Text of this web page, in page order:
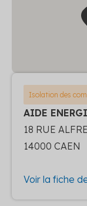
Isolation des
AIDE
18 RUE
14000 CAEN
Voir la fiche